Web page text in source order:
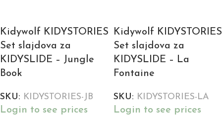
Kidywolf KIDYSTORIES
Set slajdova za
KIDYSLIDE – Jungle
Book
SKU: KIDYSTORIES-JB
Login to see prices
Kidywolf KIDYSTORIES
Set slajdova za
KIDYSLIDE – La
Fontaine
SKU: KIDYSTORIES-LA
Login to see prices